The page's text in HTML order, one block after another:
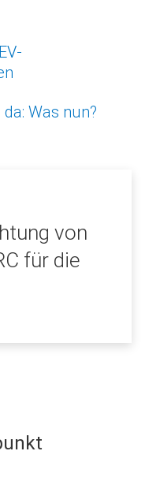
Was nun?
von
für die